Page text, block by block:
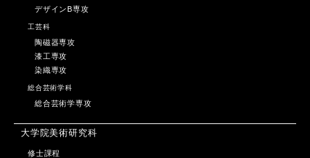
デザインB専攻
工芸科
陶磁器専攻
漆工専攻
染織専攻
総合芸術学科
総合芸術学専攻
大学院美術研究科
修士課程